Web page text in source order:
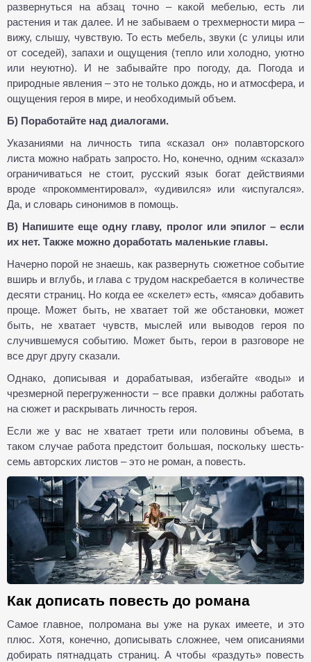
развернуться на абзац точно – какой мебелью, есть ли
растения и так далее. И не забываем о трехмерности мира –
вижу, слышу, чувствую. То есть мебель, звуки (с улицы или
от соседей), запахи и ощущения (тепло или холодно, уютно
или неуютно). И не забывайте про погоду, да. Погода и
природные явления – это не только дождь, но и атмосфера, и
ощущения героя в мире, и необходимый объем.
Б) Поработайте над диалогами.
Указаниями на личность типа «сказал он» полавторского
листа можно набрать запросто. Но, конечно, одним «сказал»
ограничиваться не стоит, русский язык богат действиями
вроде «прокомментировал», «удивился» или «испугался».
Да, и словарь синонимов в помощь.
В) Напишите еще одну главу, пролог или эпилог – если
их нет. Также можно доработать маленькие главы.
Начерно порой не знаешь, как развернуть сюжетное событие
вширь и вглубь, и глава с трудом наскребается в количестве
десяти страниц. Но когда ее «скелет» есть, «мяса» добавить
проще. Может быть, не хватает той же обстановки, может
быть, не хватает чувств, мыслей или выводов героя по
случившемуся событию. Может быть, герои в разговоре не
все друг другу сказали.
Однако, дописывая и дорабатывая, избегайте «воды» и
чрезмерной перегруженности – все правки должны работать
на сюжет и раскрывать личность героя.
Если же у вас не хватает трети или половины объема, в
таком случае работа предстоит большая, поскольку шесть-
семь авторских листов – это не роман, а повесть.
Как дописать повесть до романа
Самое главное, полромана вы уже на руках имеете, и это
плюс. Хотя, конечно, дописывать сложнее, чем описаниями
добирать пятнадцать страниц. А чтобы «раздуть» повесть